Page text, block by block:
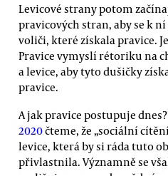
Levicové strany potom
pravicových stran, aby se k
voliči, které získala pravice.
Pravice vymyslí rétoriku na
a levice, aby tyto dušičky
pravice.
A jak pravice postupuje
2020čteme, že „sociální
levice, která by si ráda tuto
přivlastnila. Významně se